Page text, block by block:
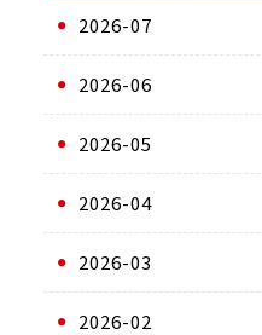
2026-07
2026-06
2026-05
2026-04
2026-03
2026-02